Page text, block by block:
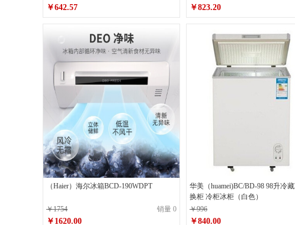
￥642.57 ￥823.20
（Haier）海尔冰箱BCD-190WDPT
￥1754 销量 0
￥1620.00
华美（huamei)BC/BD-98 98升冷
换柜 冷柜冰柜（白色）
￥996
￥840.00